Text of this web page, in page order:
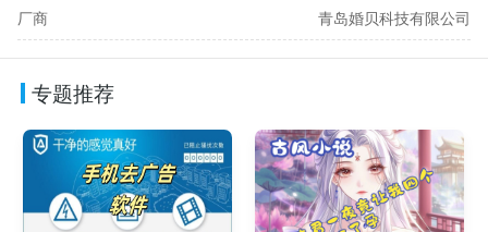
厂商 青岛婚贝科技有限公司
专题推荐